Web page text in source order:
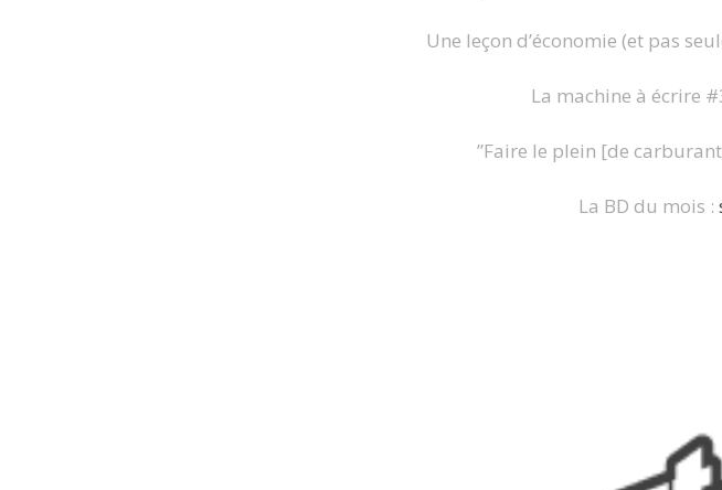
Une leçon d’économie (et pas
La machine à écrire
”Faire le plein [de
La BD du mois :